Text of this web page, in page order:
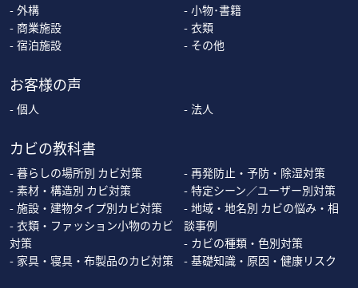
お客様の声
個人 法人
外構
商業施設
宿泊施設
小物･書籍
衣類
その他
カビの教科書
暮らしの場所別 カビ対策
素材・構造別 カビ対策
施設・建物タイプ別カビ対策
衣類・ファッション小物のカビ
対策
家具・寝具・布製品のカビ対策
再発防止・予防・除湿対策
特定シーン／ユーザー別対策
地域・地名別 カビの悩み・相
談事例
カビの種類・色別対策
基礎知識・原因・健康リスク